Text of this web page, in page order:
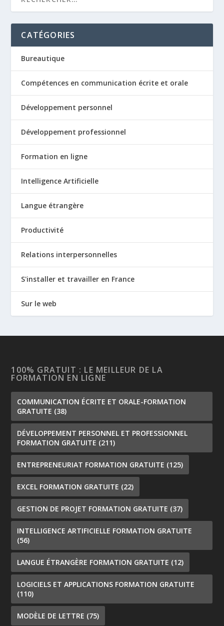
CATÉGORIES
Bureautique
Compétences en communication écrite et orale
Développement personnel
Développement professionnel
Formation en ligne
Intelligence Artificielle
Langue étrangère
Productivité
Relations interpersonnelles
S'installer et travailler en France
Sur le web
100% GRATUIT : LE MEILLEUR DE LA
FORMATION EN LIGNE
COMMUNICATION ÉCRITE ET ORALE-FORMATION
GRATUITE (38)
DÉVELOPPEMENT PERSONNEL ET PROFESSIONNEL
FORMATION GRATUITE (211)
ENTREPRENEURIAT FORMATION GRATUITE (125)
EXCEL FORMATION GRATUITE (22)
GESTION DE PROJET FORMATION GRATUITE (37)
INTELLIGENCE ARTIFICIELLE FORMATION GRATUITE
(56)
LANGUE ÉTRANGÈRE FORMATION GRATUITE (12)
LOGICIELS ET APPLICATIONS FORMATION GRATUITE
(110)
MODÈLE DE LETTRE (75)